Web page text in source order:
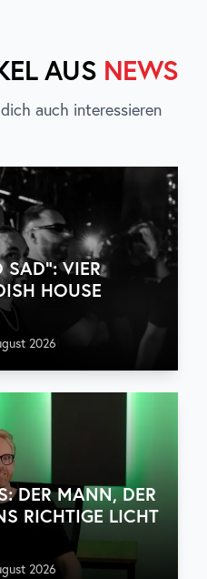
AUS NEWS
auch interessieren
SAD“: VIER
HOUSE
2026
DER MANN, DER
RICHTIGE LICHT
2026